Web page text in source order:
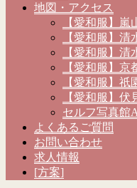
地図・アクセス
【愛和服】嵐
【愛和服】清
【愛和服】清
【愛和服】
【愛和服】
【愛和服】
セルフ写真館
よくあるご質問
お問い合わせ
求人情報
[方案]